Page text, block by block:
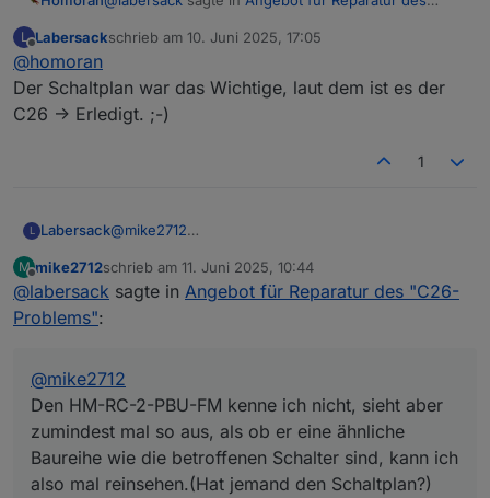
Sender ;-)
kann ich die Anleitung wieder vergraben oder
L
Offline
Labersackschrieb am 10. Juni 2025, 17:05
zuletzt editiert von
@homoran
Der Schaltplan war das Wichtige, laut dem ist es der
C26 -> Erledigt. ;-)
1
L Labersack@mike2712
zumindest mal so aus, als ob er eine ähnliche
Baureihe wie die betroffenen Schalter sind, kann
Die HmIP Komponenten sind allerdings nicht von
diesem Problem betroffen, da ist wohl was anderes
defekt, die brauchst du nicht mitzuschicken.
M
Offline
mike2712schrieb am 11. Juni 2025, 10:44
zuletzt editiert von
@labersack sagte in Angebot für Reparatur des "C26-
Problems":
@mike2712
Den HM-RC-2-PBU-FM kenne ich nicht, sieht aber
zumindest mal so aus, als ob er eine ähnliche
Baureihe wie die betroffenen Schalter sind, kann ich
also mal reinsehen.(Hat jemand den Schaltplan?)